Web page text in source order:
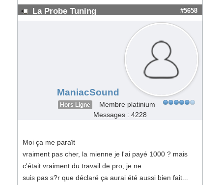
La Probe Tuning #5658
ManiacSound
Hors Ligne
Membre platinium
Messages : 4228
Moi ça me paraît
vraiment pas cher, la mienne je l'ai payé 1000 ? mais
c'était vraiment du travail de pro, je ne
suis pas s?r que déclaré ça aurai été aussi bien fait...